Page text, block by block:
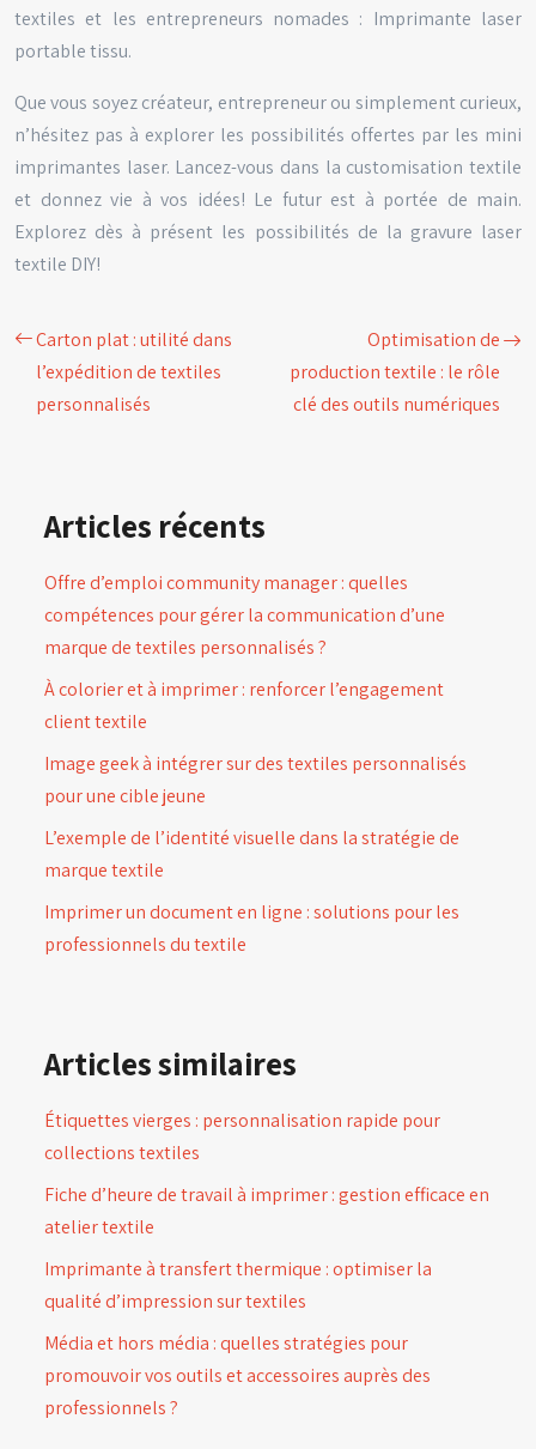
textiles et les entrepreneurs nomades : Imprimante laser
portable tissu.
Que vous soyez créateur, entrepreneur ou simplement curieux,
n’hésitez pas à explorer les possibilités offertes par les mini
imprimantes laser. Lancez-vous dans la customisation textile
et donnez vie à vos idées! Le futur est à portée de main.
Explorez dès à présent les possibilités de la gravure laser
textile DIY!
Carton plat : utilité dans
l’expédition de textiles
personnalisés
Optimisation de
production textile : le rôle
clé des outils numériques
Articles récents
Offre d’emploi community manager : quelles
compétences pour gérer la communication d’une
marque de textiles personnalisés ?
À colorier et à imprimer : renforcer l’engagement
client textile
Image geek à intégrer sur des textiles personnalisés
pour une cible jeune
L’exemple de l’identité visuelle dans la stratégie de
marque textile
Imprimer un document en ligne : solutions pour les
professionnels du textile
Articles similaires
Étiquettes vierges : personnalisation rapide pour
collections textiles
Fiche d’heure de travail à imprimer : gestion efficace en
atelier textile
Imprimante à transfert thermique : optimiser la
qualité d’impression sur textiles
Média et hors média : quelles stratégies pour
promouvoir vos outils et accessoires auprès des
professionnels ?